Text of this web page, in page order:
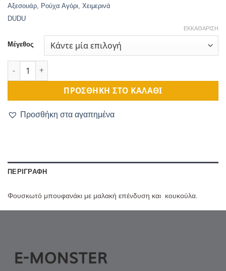
Αξεσουάρ
Ρούχα Αγόρι Χειμερινά
DUDU
Μέγεθος
ΕΚΚΑΘΆΡΙΣΗ
ΠΡΟΣΘΉΚΗ ΣΤΟ ΚΑΛΆΘΙ
Προσθήκη στα αγαπημένα
ΠΕΡΙΓΡΑΦΉ
Φουσκωτό μπουφανάκι με μαλακή επένδυση και κουκούλα.